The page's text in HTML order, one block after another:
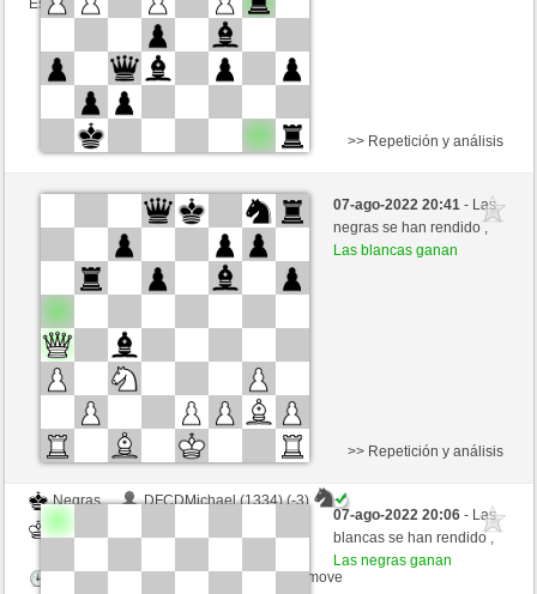
Esta partida es por puntos
Blancas
Yasha1992 (1247) (-2)
luismsb (1708) (+2)
Tiempo: 15 minutes/side + 0 seconds/move
>> Repetición y análisis
07-ago-2022 20:41- Las
negras se han rendido ,
Las blancas ganan
Negras
DFCDMichael (1334) (-3)
Blancas
Tiempo: 16 minutes/side + 16 seconds/move
>> Repetición y análisis
07-ago-2022 20:06- Las
blancas se han rendido ,
Las negras ganan